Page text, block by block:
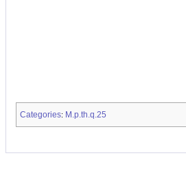
Categories: M.p.th.q.25